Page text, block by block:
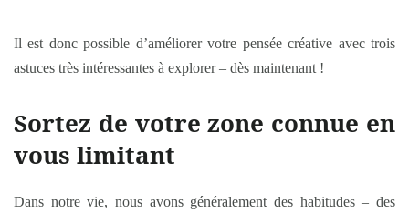
Il est donc possible d’améliorer votre pensée créative avec trois
astuces très intéressantes à explorer – dès maintenant !
Sortez de votre zone connue en
vous limitant
Dans notre vie, nous avons généralement des habitudes – des